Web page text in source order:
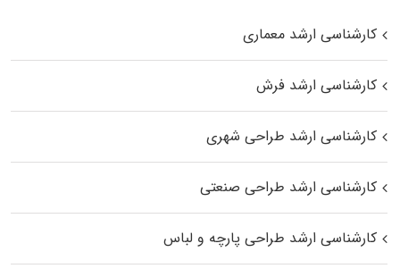
کارشناسی ارشد معماری
کارشناسی ارشد فرش
کارشناسی ارشد طراحی شهری
کارشناسی ارشد طراحی صنعتی
کارشناسی ارشد طراحی پارچه و لباس